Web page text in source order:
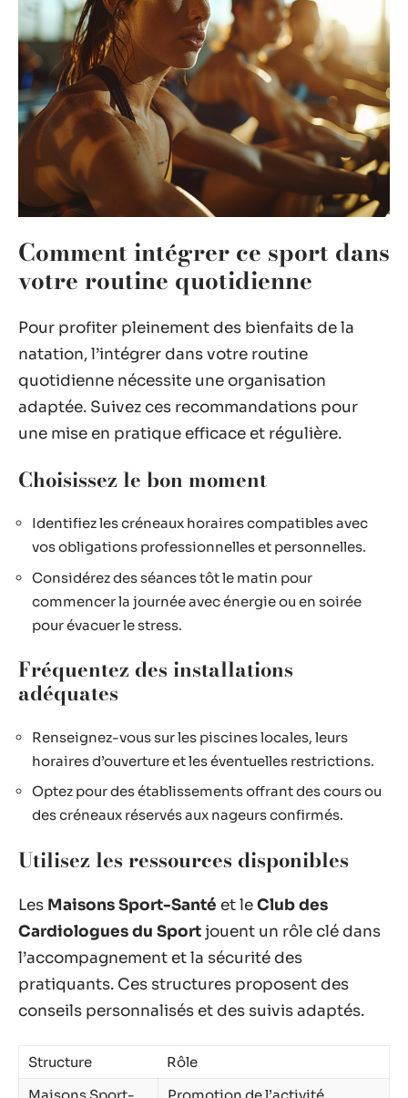
Comment intégrer ce sport dans
votre routine quotidienne
Pour profiter pleinement des bienfaits de la
natation, l’intégrer dans votre routine
quotidienne nécessite une organisation
adaptée. Suivez ces recommandations pour
une mise en pratique efficace et régulière.
Choisissez le bon moment
Identifiez les créneaux horaires compatibles avec
vos obligations professionnelles et personnelles.
Considérez des séances tôt le matin pour
commencer la journée avec énergie ou en soirée
pour évacuer le stress.
Fréquentez des installations
adéquates
Renseignez-vous sur les piscines locales, leurs
horaires d’ouverture et les éventuelles restrictions.
Optez pour des établissements offrant des cours ou
des créneaux réservés aux nageurs confirmés.
Utilisez les ressources disponibles
Les Maisons Sport-Santé et leClub des
Cardiologues du Sportjouent un rôle clé dans
l’accompagnement et la sécurité des
pratiquants. Ces structures proposent des
conseils personnalisés et des suivis adaptés.
Structure
Rôle